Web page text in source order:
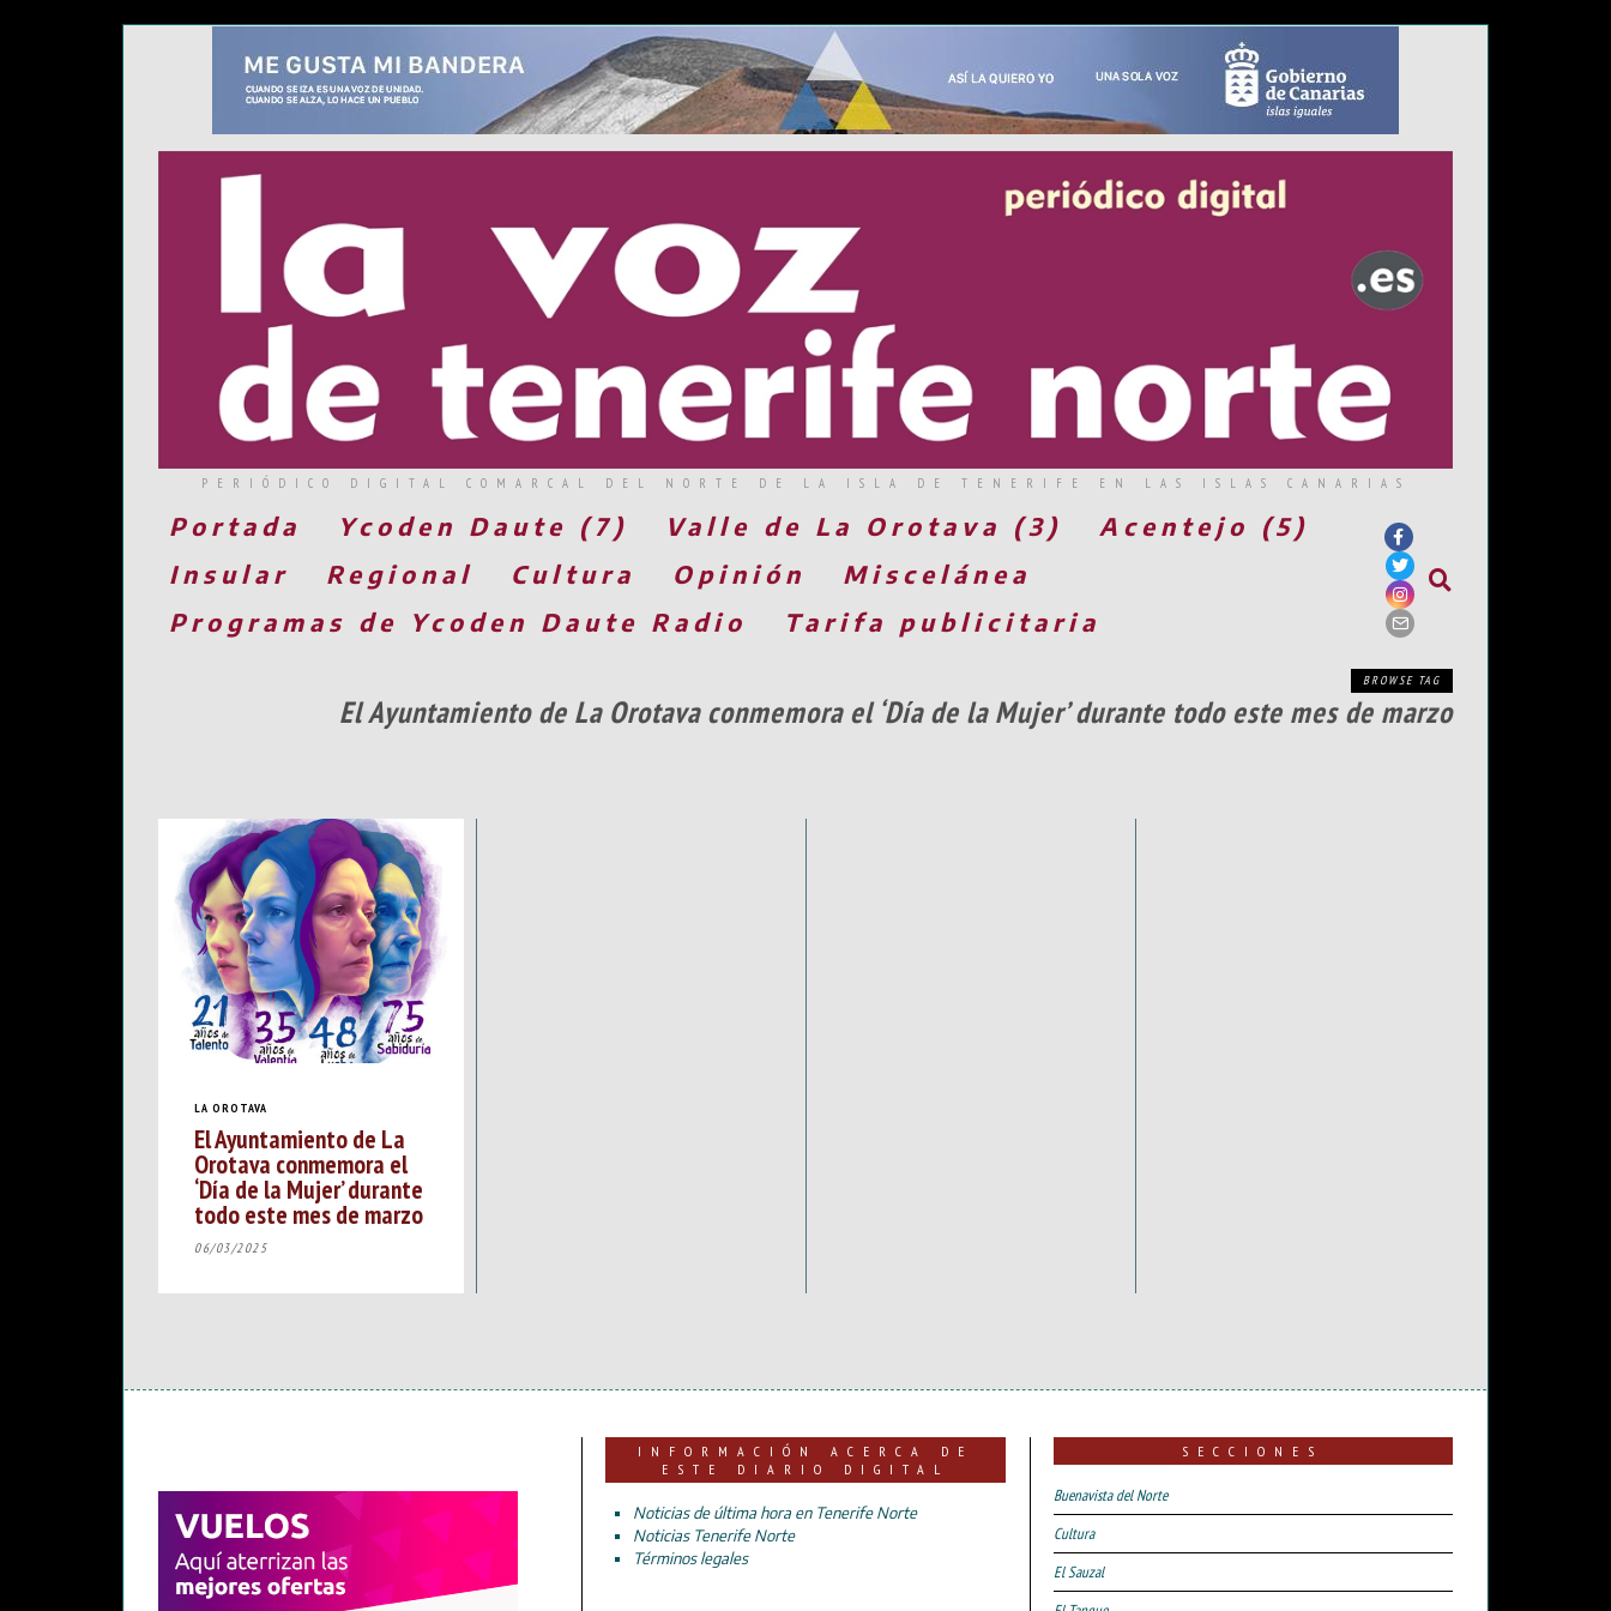
PERIÓDICO DIGITAL COMARCAL DEL NORTE DE LA ISLA DE TENERIFE EN LAS ISLAS CANARIAS
Portada Ycoden Daute (7) Valle de La Orotava (3)
Acentejo (5)
Insular
Regional Cultura Opinión
Miscelánea
Programas de Ycoden Daute Radio
Tarifa publicitaria
BROWSE TAG
El Ayuntamiento de La Orotava conmemora el ‘Día de la Mujer’ durante todo este mes de marzo
LA OROTAVA
El Ayuntamiento de La
Orotava conmemora el
‘Día de la Mujer’ durante
todo este mes de marzo
06/03/2025
INFORMACIÓN ACERCA DE
ESTE DIARIO DIGITAL
Noticias de última hora en Tenerife Norte
Noticias Tenerife Norte
Términos legales
SECCIONES
Buenavista del Norte
Cultura
El Sauzal